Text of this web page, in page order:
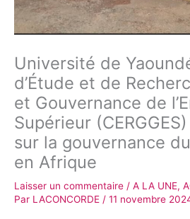
Université de
d’Étude et de
et Gouvernance de
Supérieur
sur la gouvernance
en Afrique
Laisser un commentaire / A LA UNE,
Par LACONCORDE / 11 novembre